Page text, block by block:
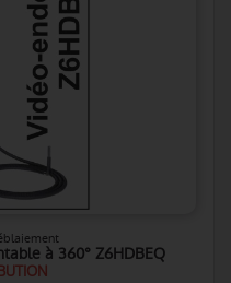
à 360° Z6HDBEQ